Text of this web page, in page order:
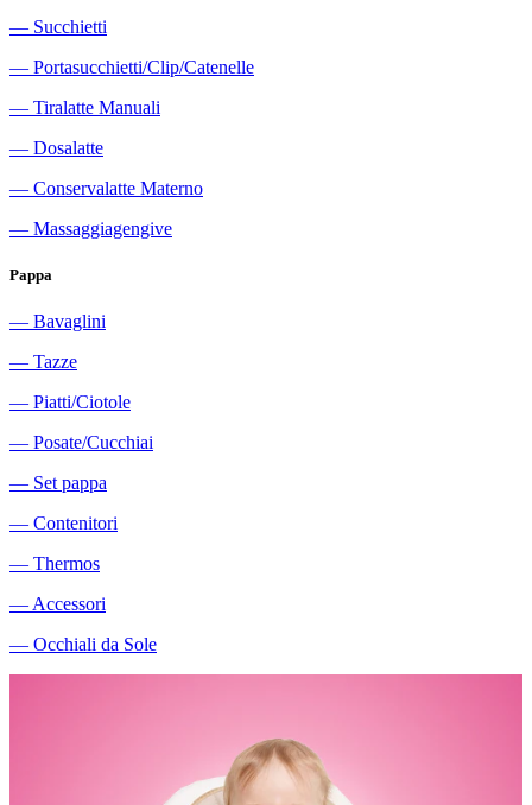
― Succhietti
― Portasucchietti/Clip/Catenelle
― Tiralatte Manuali
― Dosalatte
― Conservalatte Materno
― Massaggiagengive
Pappa
― Bavaglini
― Tazze
― Piatti/Ciotole
― Posate/Cucchiai
― Set pappa
― Contenitori
― Thermos
― Accessori
― Occhiali da Sole